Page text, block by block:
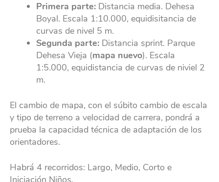
Primera parte: Distancia media. Dehesa
Boyal. Escala 1:10.000, equidisitancia de
curvas de nivel 5 m.
Segunda parte: Distancia sprint. Parque
Dehesa Vieja (mapa nuevo). Escala
1:5.000, equidistancia de curvas de niviel 2
m.
El cambio de mapa, con el súbito cambio de escala
y tipo de terreno a velocidad de carrera, pondrá a
prueba la capacidad técnica de adaptación de los
orientadores.
Habrá 4 recorridos: Largo, Medio, Corto e